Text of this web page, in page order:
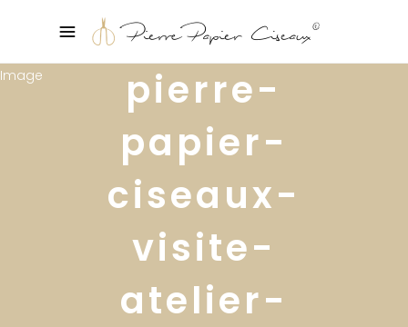
pierre-
papier-
ciseaux-
visite-
atelier-